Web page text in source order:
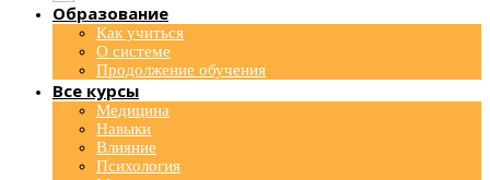
Образование
Как учиться
О системе
Продолжение обучения
Все курсы
Медицина
Навыки
Влияние
Психология